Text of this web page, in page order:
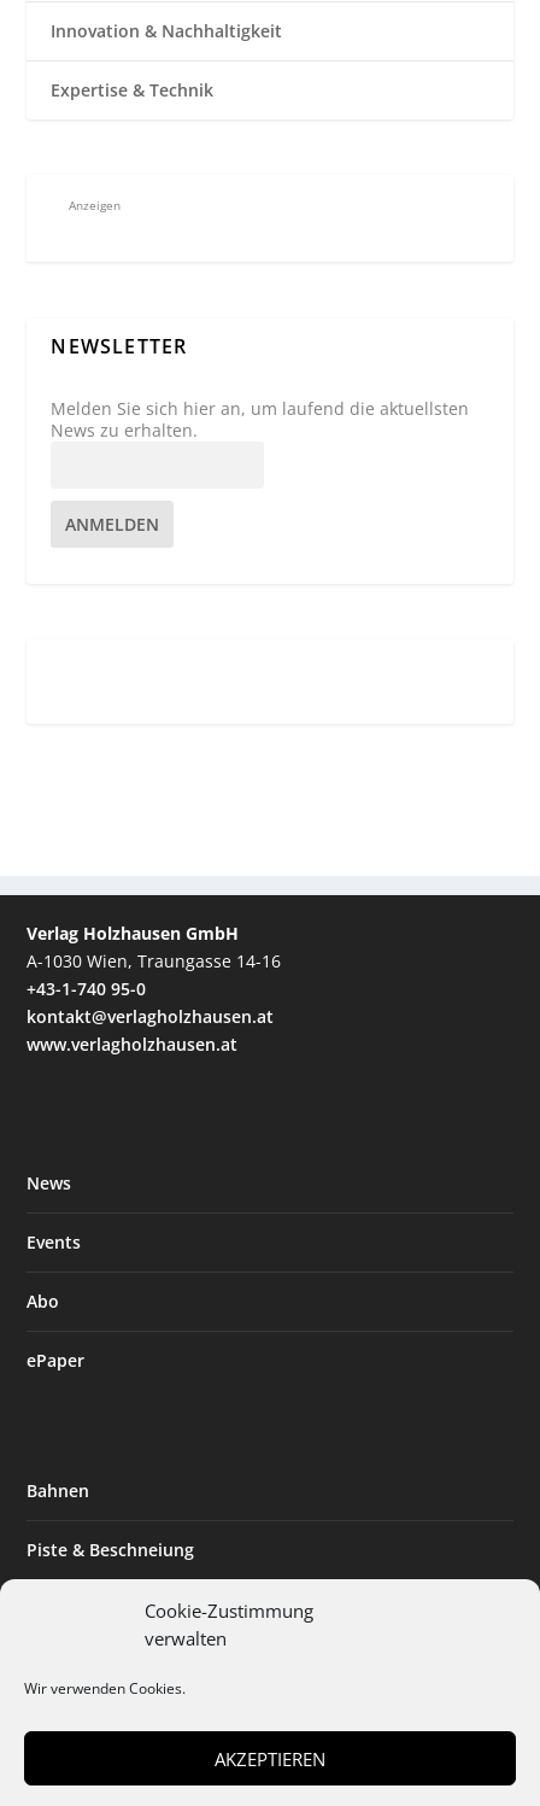
Cookie-Zustimmung
verwalten
Wir verwenden Cookies.
AKZEPTIEREN
Innovation & Nachhaltigkeit
Expertise & Technik
Anzeigen
NEWSLETTER
Melden Sie sich hier an, um laufend die aktuellsten
News zu erhalten.
ANMELDEN
Verlag Holzhausen GmbH
A-1030 Wien, Traungasse 14-16
+43-1-740 95-0
kontakt@verlagholzhausen.at
www.verlagholzhausen.at
News
Events
Abo
ePaper
Bahnen
Piste & Beschneiung
Expertise & Technik